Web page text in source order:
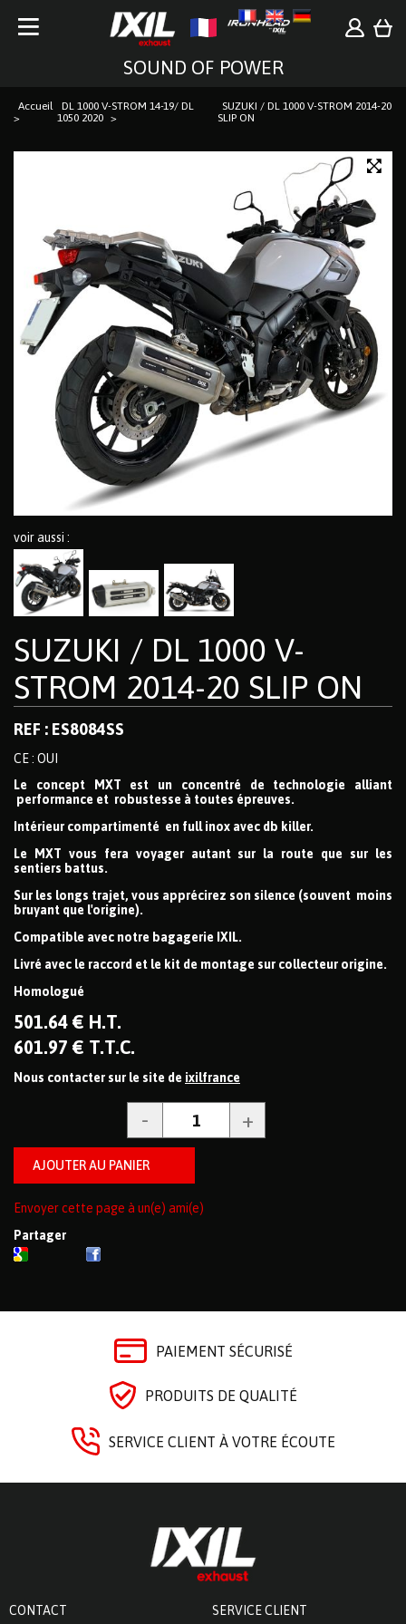
SOUND OF POWER
Accueil
DL 1000 V-STROM 14-19/ DL
1050 2020
SUZUKI / DL 1000 V-STROM 2014-20
SLIP ON
voir aussi :
SUZUKI / DL 1000 V-
STROM 2014-20 SLIP ON
REF : ES8084SS
CE : OUI
Le concept MXT est un concentré de technologie alliant
performance et robustesse à toutes épreuves.
Intérieur compartimenté en full inox avec db killer.
Le MXT vous fera voyager autant sur la route que sur les
sentiers battus.
Sur les longs trajet, vous apprécirez son silence (souvent moins
bruyant que l'origine).
Compatible avec notre bagagerie IXIL.
Livré avec le raccord et le kit de montage sur collecteur origine.
Homologué
501.64 € H.T.
601.97 € T.T.C.
Nous contacter sur le site de ixilfrance
Envoyer cette page à un(e) ami(e)
Partager
PAIEMENT SÉCURISÉ
PRODUITS DE QUALITÉ
SERVICE CLIENT À VOTRE ÉCOUTE
CONTACT SERVICE CLIENT